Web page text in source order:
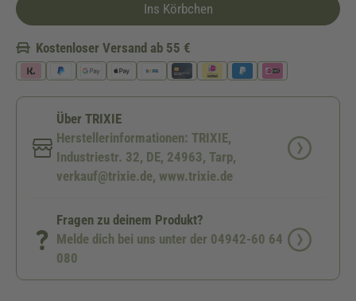
Ins Körbchen
Kostenloser Versand ab 55 €
Über TRIXIE
Herstellerinformationen: TRIXIE,
Industriestr. 32, DE, 24963, Tarp,
verkauf@trixie.de, www.trixie.de
Fragen zu deinem Produkt?
Melde dich bei uns unter der 04942-60 64
080